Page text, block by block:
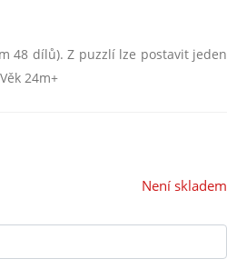
48 dílů). Z puzzlí lze postavit jeden
24m+
Není skladem